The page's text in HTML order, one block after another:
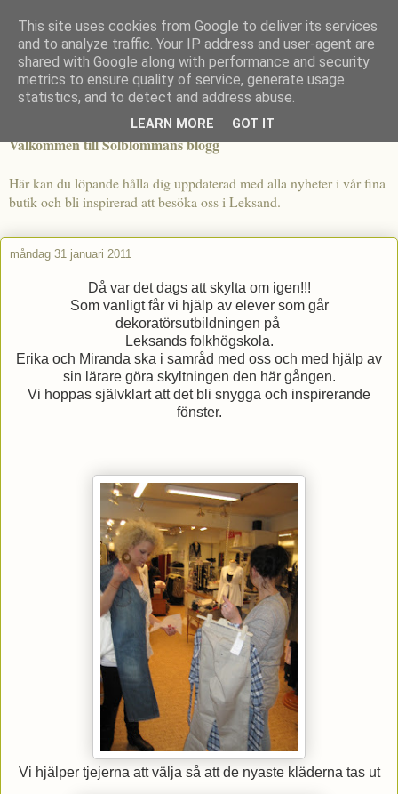
Välkommen till Solblommans blogg
Här kan du löpande hålla dig uppdaterad med alla nyheter i vår fina
butik och bli inspirerad att besöka oss i Leksand.
måndag 31 januari 2011
Då var det dags att skylta om igen!!!
Som vanligt får vi hjälp av elever som går
dekoratörsutbildningen på
Leksands folkhögskola .
Erika och Miranda ska i samråd med oss och med hjälp av
sin lärare göra skyltningen den här gången.
Vi hoppas självklart att det bli snygga och inspirerande
fönster.
Vi hjälper tjejerna att välja så att de nyaste kläderna tas ut
This site uses cookies from Google to deliver its services
and to analyze traffic. Your IP address and user-agent are
shared with Google along with performance and security
metrics to ensure quality of service, generate usage
statistics, and to detect and address abuse.
LEARN MORE GOT IT